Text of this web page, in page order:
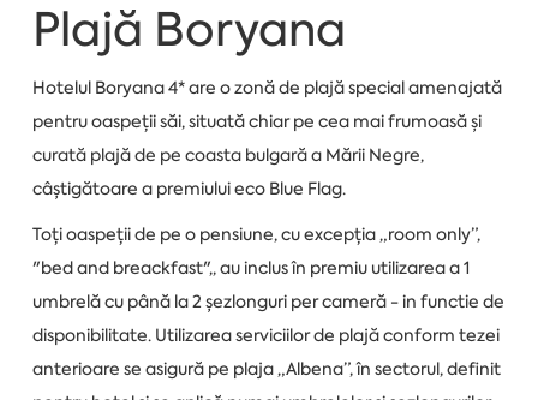
Plajă Boryana
Hotelul Boryana 4* are o zonă de plajă special amenajată
pentru oaspeții săi, situată chiar pe cea mai frumoasă și
curată plajă de pe coasta bulgară a Mării Negre,
câștigătoare a premiului eco Blue Flag.
Toți oaspeții de pe o pensiune, cu excepția „room only”,
"bed and breackfast",, au inclus în premiu utilizarea a 1
umbrelă cu până la 2 șezlonguri per cameră - in functie de
disponibilitate. Utilizarea serviciilor de plajă conform tezei
anterioare se asigură pe plaja „Albena”, în sectorul, definit